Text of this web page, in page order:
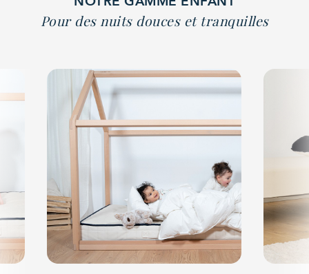
Pour des nuits douces et tranquilles